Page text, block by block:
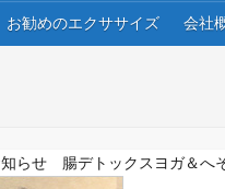
お勧めのエクササイズ 会社
知らせ 腸デトックスヨガ＆